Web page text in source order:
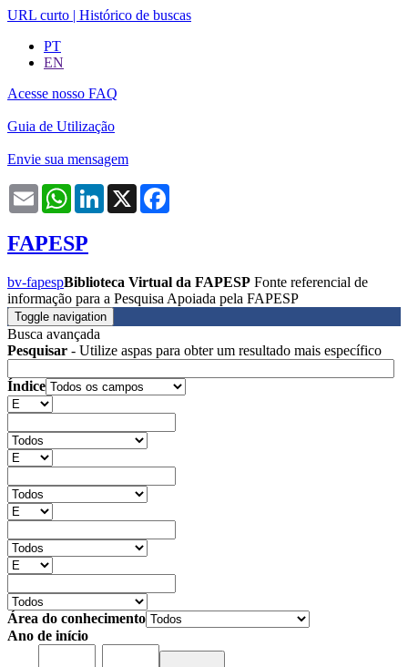
URL curto | Histórico de buscas
PT
EN
Acesse nosso FAQ
Guia de Utilização
Envie sua mensagem
Email WhatsAppLinkedIn
X
FAPESP
bv-fapespBiblioteca Virtual da FAPESP Fonte referencial de
informação para a Pesquisa Apoiada pela FAPESP
Toggle navigation
Busca avançada
Pesquisar - Utilize aspas para obter um resultado mais específico
Índice
Área do conhecimento
Ano de início